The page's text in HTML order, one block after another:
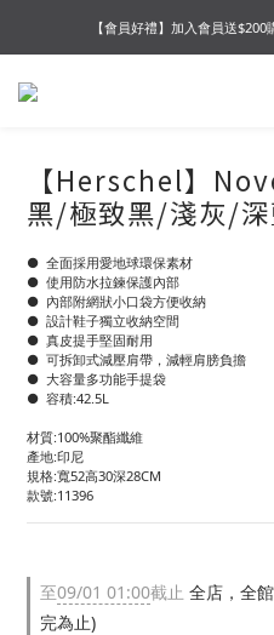
【夏末OUTLET】專區全面
【會員好禮】加入會員送$200
【夏末OUTLET】專區全
【Herschel】
黑/極致黑/淺灰/深
●  全面採用愛地球環保素材
●  使用防水拉鍊保護內部
●  內部附網狀小口袋方便收納
●  設計鞋子獨立收納空間
●  真皮提手堅固耐用
●  可拆卸式減壓肩帶，減輕肩膀負擔
●  大容量多功能手提袋
●  容積:42.5L
材質:100%聚酯纖維
產地:印尼
規格:寬52高30深28CM
款號:11396
至09/01 01:00截止 全店，全
完為止)